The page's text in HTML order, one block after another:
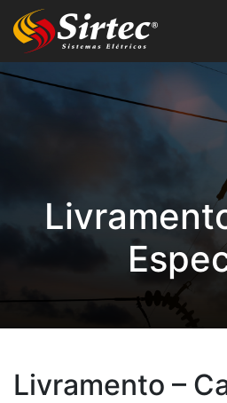
Livramento –